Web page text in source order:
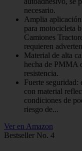
necesario.
Amplia
para motocicleta
Camiones
requieren
Material de alta
hecha de PMMA
resistencia.
Fuerte seguridad:
con material
condiciones de
riesgo de...
Ver en Amazon
Bestseller No. 4